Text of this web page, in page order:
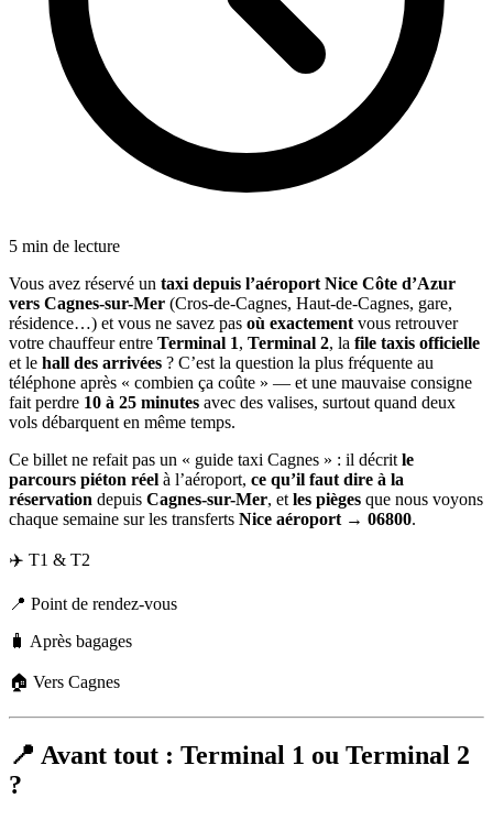
5 min de lecture
Vous avez réservé un taxi depuis l’aéroport Nice Côte d’Azur
vers Cagnes-sur-Mer (Cros-de-Cagnes, Haut-de-Cagnes, gare,
résidence…) et vous ne savez pas où exactement vous retrouver
votre chauffeur entre Terminal 1, Terminal 2, la file taxis officielle
et le hall des arrivées ? C’est la question la plus fréquente au
téléphone après « combien ça coûte » — et une mauvaise consigne
fait perdre 10 à 25 minutes avec des valises, surtout quand deux
vols débarquent en même temps.
Ce billet ne refait pas un « guide taxi Cagnes » : il décrit le
parcours piéton réel à l’aéroport, ce qu’il faut dire à la
réservation depuis Cagnes-sur-Mer, et les pièges que nous voyons
chaque semaine sur les transferts Nice aéroport → 06800.
✈️ T1 & T2
📍 Point de rendez-vous
🧳 Après bagages
🏠 Vers Cagnes
📍 Avant tout : Terminal 1 ou Terminal 2
?